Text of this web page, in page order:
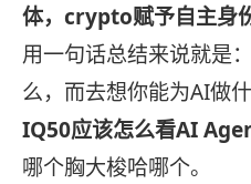
体， crypto赋予自主身
用一句话总结来说就是
么，而去想你能为AI做
IQ50应该怎么看AI
哪个胸大梭哈哪个。